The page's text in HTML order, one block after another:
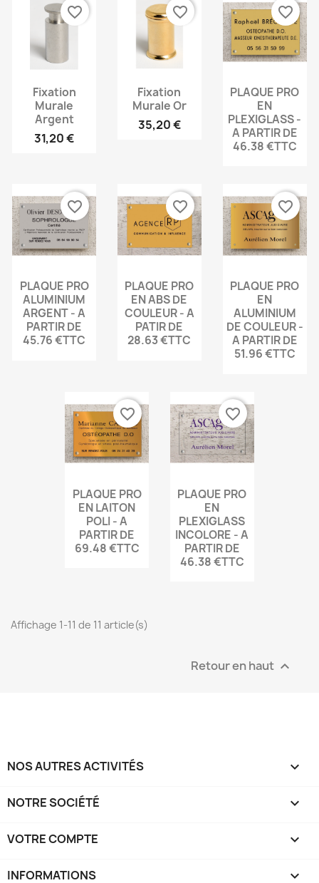
Fixation
Murale
Argent
31,20 €
favorite_border
Fixation
Murale Or
35,20 €
favorite_border
PLAQUE PRO
EN
PLEXIGLASS -
A PARTIR DE
46.38 €TTC
favorite_border
PLAQUE PRO
ALUMINIUM
ARGENT - A
PARTIR DE
45.76 €TTC
favorite_border
PLAQUE PRO
EN ABS DE
COULEUR - A
PATIR DE
28.63 €TTC
favorite_border
PLAQUE PRO
EN
ALUMINIUM
DE COULEUR -
A PARTIR DE
51.96 €TTC
favorite_border
PLAQUE PRO
EN LAITON
POLI - A
PARTIR DE
69.48 €TTC
favorite_border
PLAQUE PRO
EN
PLEXIGLASS
INCOLORE - A
PARTIR DE
46.38 €TTC
favorite_border
Affichage 1-11 de 11 article(s)
Retour en haut 
NOS AUTRES ACTIVITÉS 
NOTRE SOCIÉTÉ 
VOTRE COMPTE 
INFORMATIONS keyboard_arrow_down